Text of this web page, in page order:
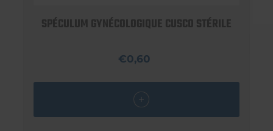
SPÉCULUM GYNÉCOLOGIQUE CUSCO STÉRILE
€0,60